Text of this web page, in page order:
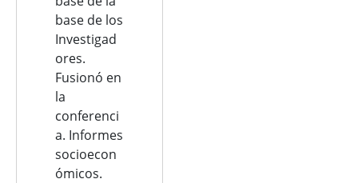
base de los
Investigad
ores.
Fusionó en
la
conferenci
a. Informes
socioecon
ómicos.